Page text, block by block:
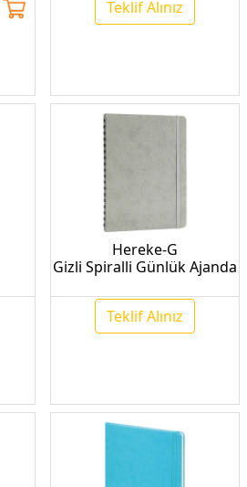
Teklif Alınız
Hereke-G
Gizli Spiralli Günlük Ajanda
Teklif Alınız